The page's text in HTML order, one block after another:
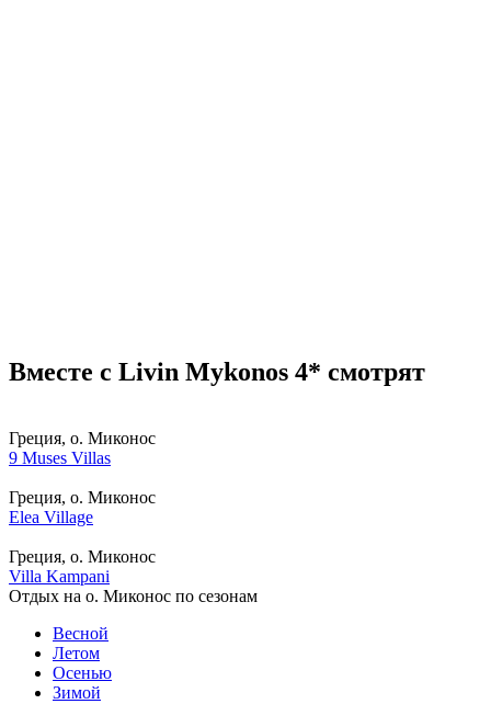
Вместе с Livin Mykonos 4* смотрят
Греция, о. Миконос
9 Muses Villas
Греция, о. Миконос
Elea Village
Греция, о. Миконос
Villa Kampani
Отдых на о. Миконос по сезонам
Весной
Летом
Осенью
Зимой